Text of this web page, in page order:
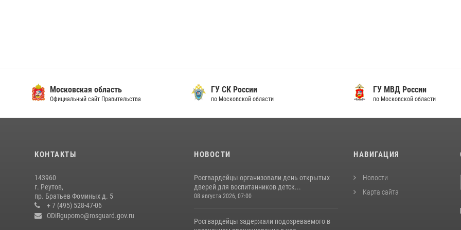
Московская область
Официальный сайт Правительства
ГУ СК России
по Московской области
ГУ МВД России
по Московской области
КОНТАКТЫ
143960
г. Реутов,
пр. Братьев Фоминых д. 5
+ 7 (495) 528-47-06
ODiRgupomo@rosguard.gov.ru
НОВОСТИ
Росгвардейцы организовали день открытых
дверей для воспитанников детск...
08 августа 2026, 07:00
Росгвардейцы задержали подозреваемого в
НАВИГАЦИЯ
Новости
Карта сайта